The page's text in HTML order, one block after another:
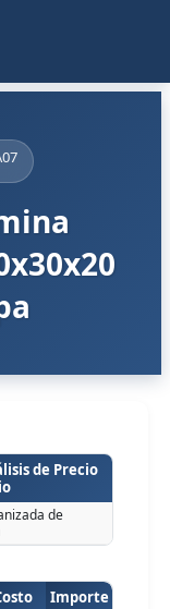
de Precio
de
Importe